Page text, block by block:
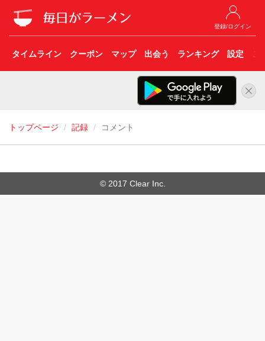
登録/ログイン
タイムライン クーポン マップ 出会う ランキング 設定 こ
トップページ 記録 コメント
© 2017 Clear Inc.